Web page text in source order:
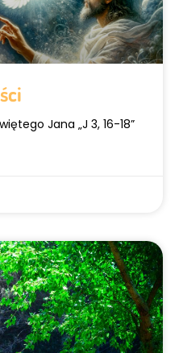
Jana „J 3, 16-18”